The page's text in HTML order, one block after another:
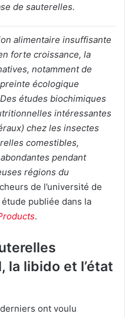
de sauterelles.
alimentaire insuffisante
forte croissance, la
notamment de
écologique
études biochimiques
intéressantes
chez les insectes
comestibles,
pendant
régions du
de l’université de
publiée dans la
.
la libido et l’état
ont voulu